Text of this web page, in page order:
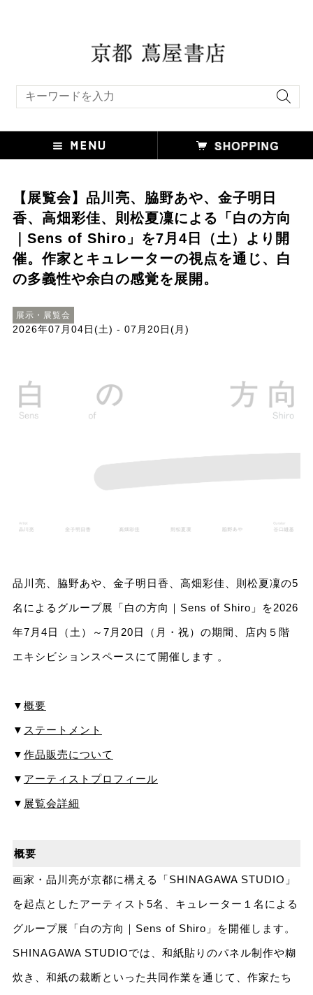
【展覧会】品川亮、脇野あや、金子明日
香、高畑彩佳、則松夏凜による「白の方向
｜Sens of Shiro」を7月4日（土）より開
催。作家とキュレーターの視点を通じ、白
の多義性や余白の感覚を展開。
展示・展覧会
2026年07月04日(土) - 07月20日(月)
品川亮、脇野あや、金子明日香、高畑彩佳、則松夏凜の5
名によるグループ展「白の方向｜Sens of Shiro」を2026
年7月4日（土）～7月20日（月・祝）の期間、店内５階
エキシビションスペースにて開催します 。
▼ 概要
▼ ステートメント
▼ 作品販売について
▼ アーティストプロフィール
▼ 展覧会詳細
概要
画家・品川亮が京都に構える「SHINAGAWA STUDIO」
を起点としたアーティスト5名、キュレーター１名による
グループ展「白の方向｜Sens of Shiro」を開催します。
SHINAGAWA STUDIOでは、和紙貼りのパネル制作や糊
炊き、和紙の裁断といった共同作業を通じて、作家たち